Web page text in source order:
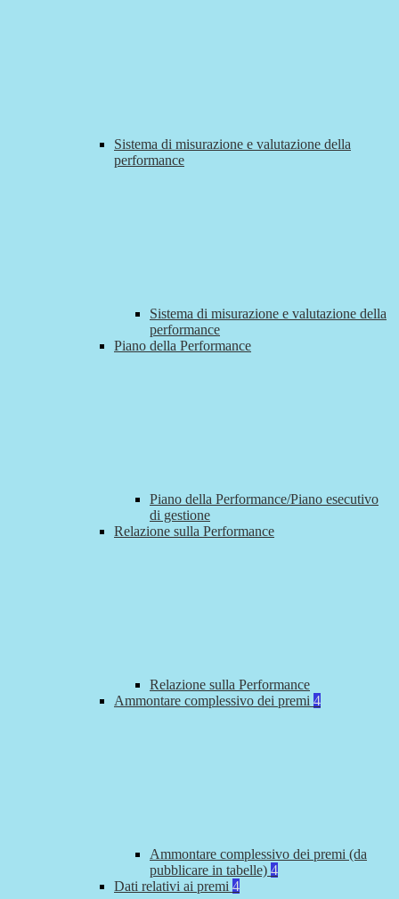
Sistema di misurazione e valutazione della
performance
Sistema di misurazione e valutazione della
performance
Piano della Performance
Piano della Performance/Piano esecutivo
di gestione
Relazione sulla Performance
Relazione sulla Performance
Ammontare complessivo dei premi 4
Ammontare complessivo dei premi (da
pubblicare in tabelle) 4
Dati relativi ai premi 4